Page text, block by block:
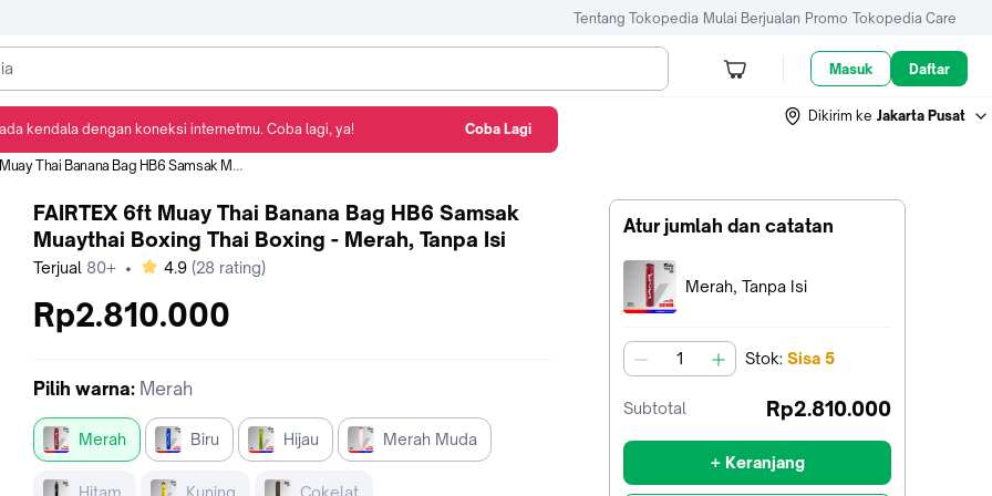
Tentang Tokopedia Mulai Berjualan Promo Tokopedia Care
Masuk Daftar
Dikirim ke Jakarta Pusat
Bag HB6 Samsak Muaythai Boxing Thai Boxing - Merah, Tanpa Isi
Atur jumlah dan catatan
Terpilih:
Merah, Tanpa Isi
jumlah Stok: Sisa 5
Subtotal Rp2.810.000
+ Keranjang
FAIRTEX 6ft Muay Thai Banana Bag HB6 Samsak
Muaythai Boxing Thai Boxing - Merah, Tanpa Isi
Terjual 80+ • bintang
4.9 (28 rating)
Rp2.810.000
Pilih warna: Merah
Merah Biru Hijau Merah Muda
Hitam Kuning Cokelat
kendala dengan koneksi internetmu. Coba lagi, ya! Coba Lagi